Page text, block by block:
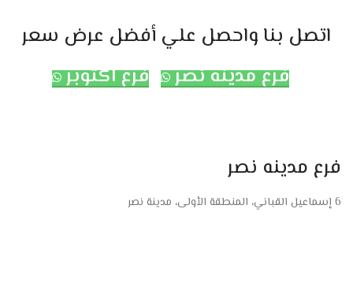
اتصل بنا واحصل علي أفضل عرض سعر
فرع مدينه نصر
فرع اكتوبر
فرع مدينه نصر
6 إسماعيل القباني، المنطقة الأولى، مدينة نصر